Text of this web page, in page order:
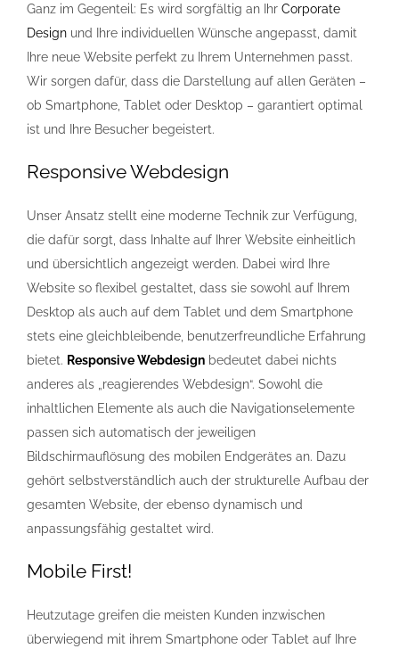
Ganz im Gegenteil: Es wird sorgfältig an Ihr Corporate
Design und Ihre individuellen Wünsche angepasst, damit
Ihre neue Website perfekt zu Ihrem Unternehmen passt.
Wir sorgen dafür, dass die Darstellung auf allen Geräten –
ob Smartphone, Tablet oder Desktop – garantiert optimal
ist und Ihre Besucher begeistert.
Responsive Webdesign
Unser Ansatz stellt eine moderne Technik zur Verfügung,
die dafür sorgt, dass Inhalte auf Ihrer Website einheitlich
und übersichtlich angezeigt werden. Dabei wird Ihre
Website so flexibel gestaltet, dass sie sowohl auf Ihrem
Desktop als auch auf dem Tablet und dem Smartphone
stets eine gleichbleibende, benutzerfreundliche Erfahrung
bietet. Responsive Webdesign bedeutet dabei nichts
anderes als „reagierendes Webdesign“. Sowohl die
inhaltlichen Elemente als auch die Navigationselemente
passen sich automatisch der jeweiligen
Bildschirmauflösung des mobilen Endgerätes an. Dazu
gehört selbstverständlich auch der strukturelle Aufbau der
gesamten Website, der ebenso dynamisch und
anpassungsfähig gestaltet wird.
Mobile First!
Heutzutage greifen die meisten Kunden inzwischen
überwiegend mit ihrem Smartphone oder Tablet auf Ihre